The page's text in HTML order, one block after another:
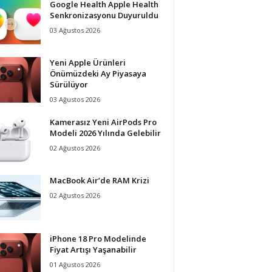
Google Health Apple Health
Senkronizasyonu Duyuruldu
03 Ağustos 2026
Yeni Apple Ürünleri
Önümüzdeki Ay Piyasaya
Sürülüyor
03 Ağustos 2026
Kamerasız Yeni AirPods Pro
Modeli 2026 Yılında Gelebilir
02 Ağustos 2026
MacBook Air’de RAM Krizi
02 Ağustos 2026
iPhone 18 Pro Modelinde
Fiyat Artışı Yaşanabilir
01 Ağustos 2026